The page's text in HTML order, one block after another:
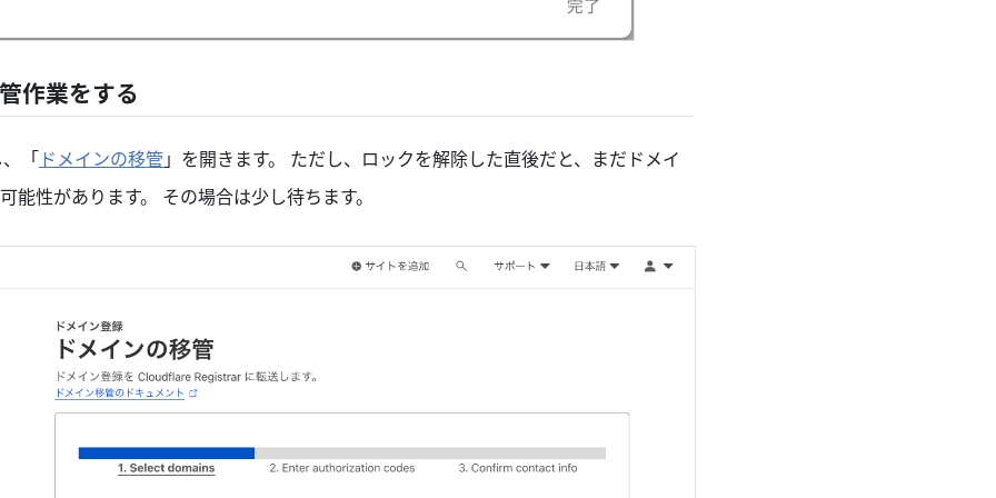
作業をする
「ドメインの移管」を開きます。 ただし、ロックを解除した直後だと、まだドメイ
能性があります。 その場合は少し待ちます。